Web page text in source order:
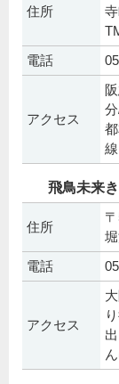
住所
電話
アクセス
飛鳥未来
住所
電話
アクセス